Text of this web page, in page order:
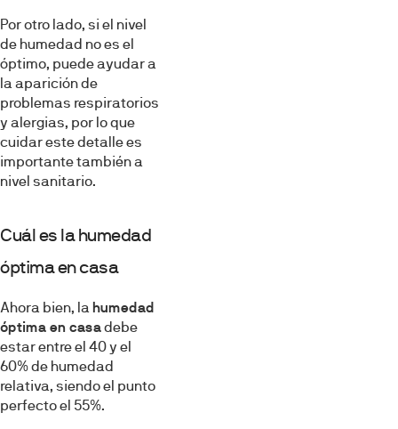
Por otro lado, si el nivel
de humedad no es el
óptimo, puede ayudar a
la aparición de
problemas respiratorios
y alergias, por lo que
cuidar este detalle es
importante también a
nivel sanitario.
Cuál es la humedad
óptima en casa
Ahora bien, la humedad
óptima en casadebe
estar entre el 40 y el
60% de humedad
relativa, siendo el punto
perfecto el 55%.